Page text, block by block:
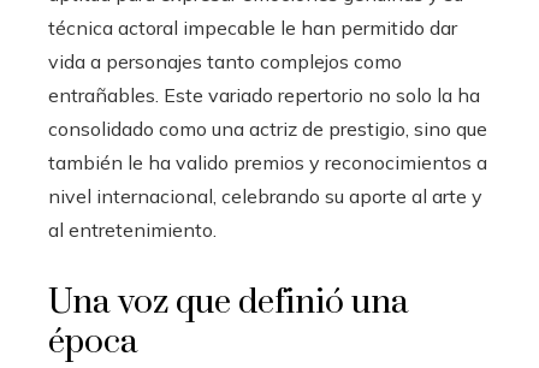
técnica actoral impecable le han permitido dar
vida a personajes tanto complejos como
entrañables. Este variado repertorio no solo la ha
consolidado como una actriz de prestigio, sino que
también le ha valido premios y reconocimientos a
nivel internacional, celebrando su aporte al arte y
al entretenimiento.
Una voz que definió una
época